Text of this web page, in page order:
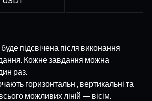
підсвічена після виконання
Кожне завдання можна
раз.
горизонтальні, вертикальні та
всього можливих ліній — вісім.